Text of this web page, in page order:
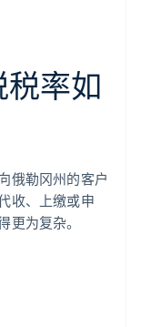
率如
俄勒冈州的客户
收、上缴或申
更为复杂。